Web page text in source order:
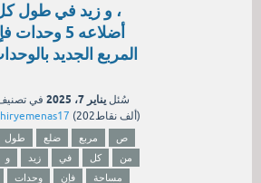
، و زيد في طول
أضلاعه 5
المربع الجديد
سُئل يناير 7، 2025 في
( 202ألف نقاط)
طول ضلع مربع
ص
و زيد في كل
من
وحدات فإن مساحة